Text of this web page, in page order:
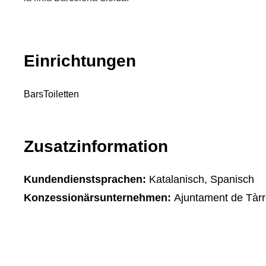
Einrichtungen
BarsToiletten
Zusatzinformation
Kundendienstsprachen: Katalanisch, Spanisch
Konzessionärsunternehmen: Ajuntament de